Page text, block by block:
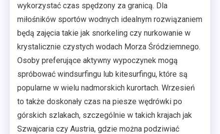
wykorzystać czas spędzony za granicą. Dla
miłośników sportów wodnych idealnym rozwiązaniem
będą zajęcia takie jak snorkeling czy nurkowanie w
krystalicznie czystych wodach Morza Śródziemnego.
Osoby preferujące aktywny wypoczynek mogą
spróbować windsurfingu lub kitesurfingu, które są
popularne w wielu nadmorskich kurortach. Wrzesień
to także doskonały czas na piesze wędrówki po
górskich szlakach, szczególnie w takich krajach jak
Szwajcaria czy Austria, gdzie można podziwiać